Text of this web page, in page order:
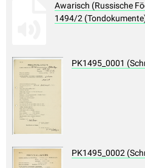
Awarisch (Russische
1494/2
PK1495_0001
PK1495_0002